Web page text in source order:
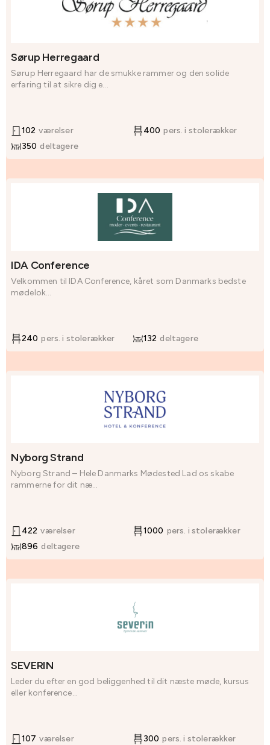
Sørup Herregaard
Sørup Herregaard har de smukke rammer og den solide
erfaring til at sikre dig e...
102 værelser 400 pers. i stolerækker
350 deltagere
IDA Conference
Velkommen til IDA Conference, kåret som Danmarks bedste
mødelok...
240 pers. i stolerækker 132 deltagere
Nyborg Strand
Nyborg Strand – Hele Danmarks Mødested Lad os skabe
rammerne for dit næ...
422 værelser 1000 pers. i stolerækker
896 deltagere
SEVERIN
Leder du efter en god beliggenhed til dit næste møde, kursus
eller konference...
107 værelser 300 pers. i stolerækker